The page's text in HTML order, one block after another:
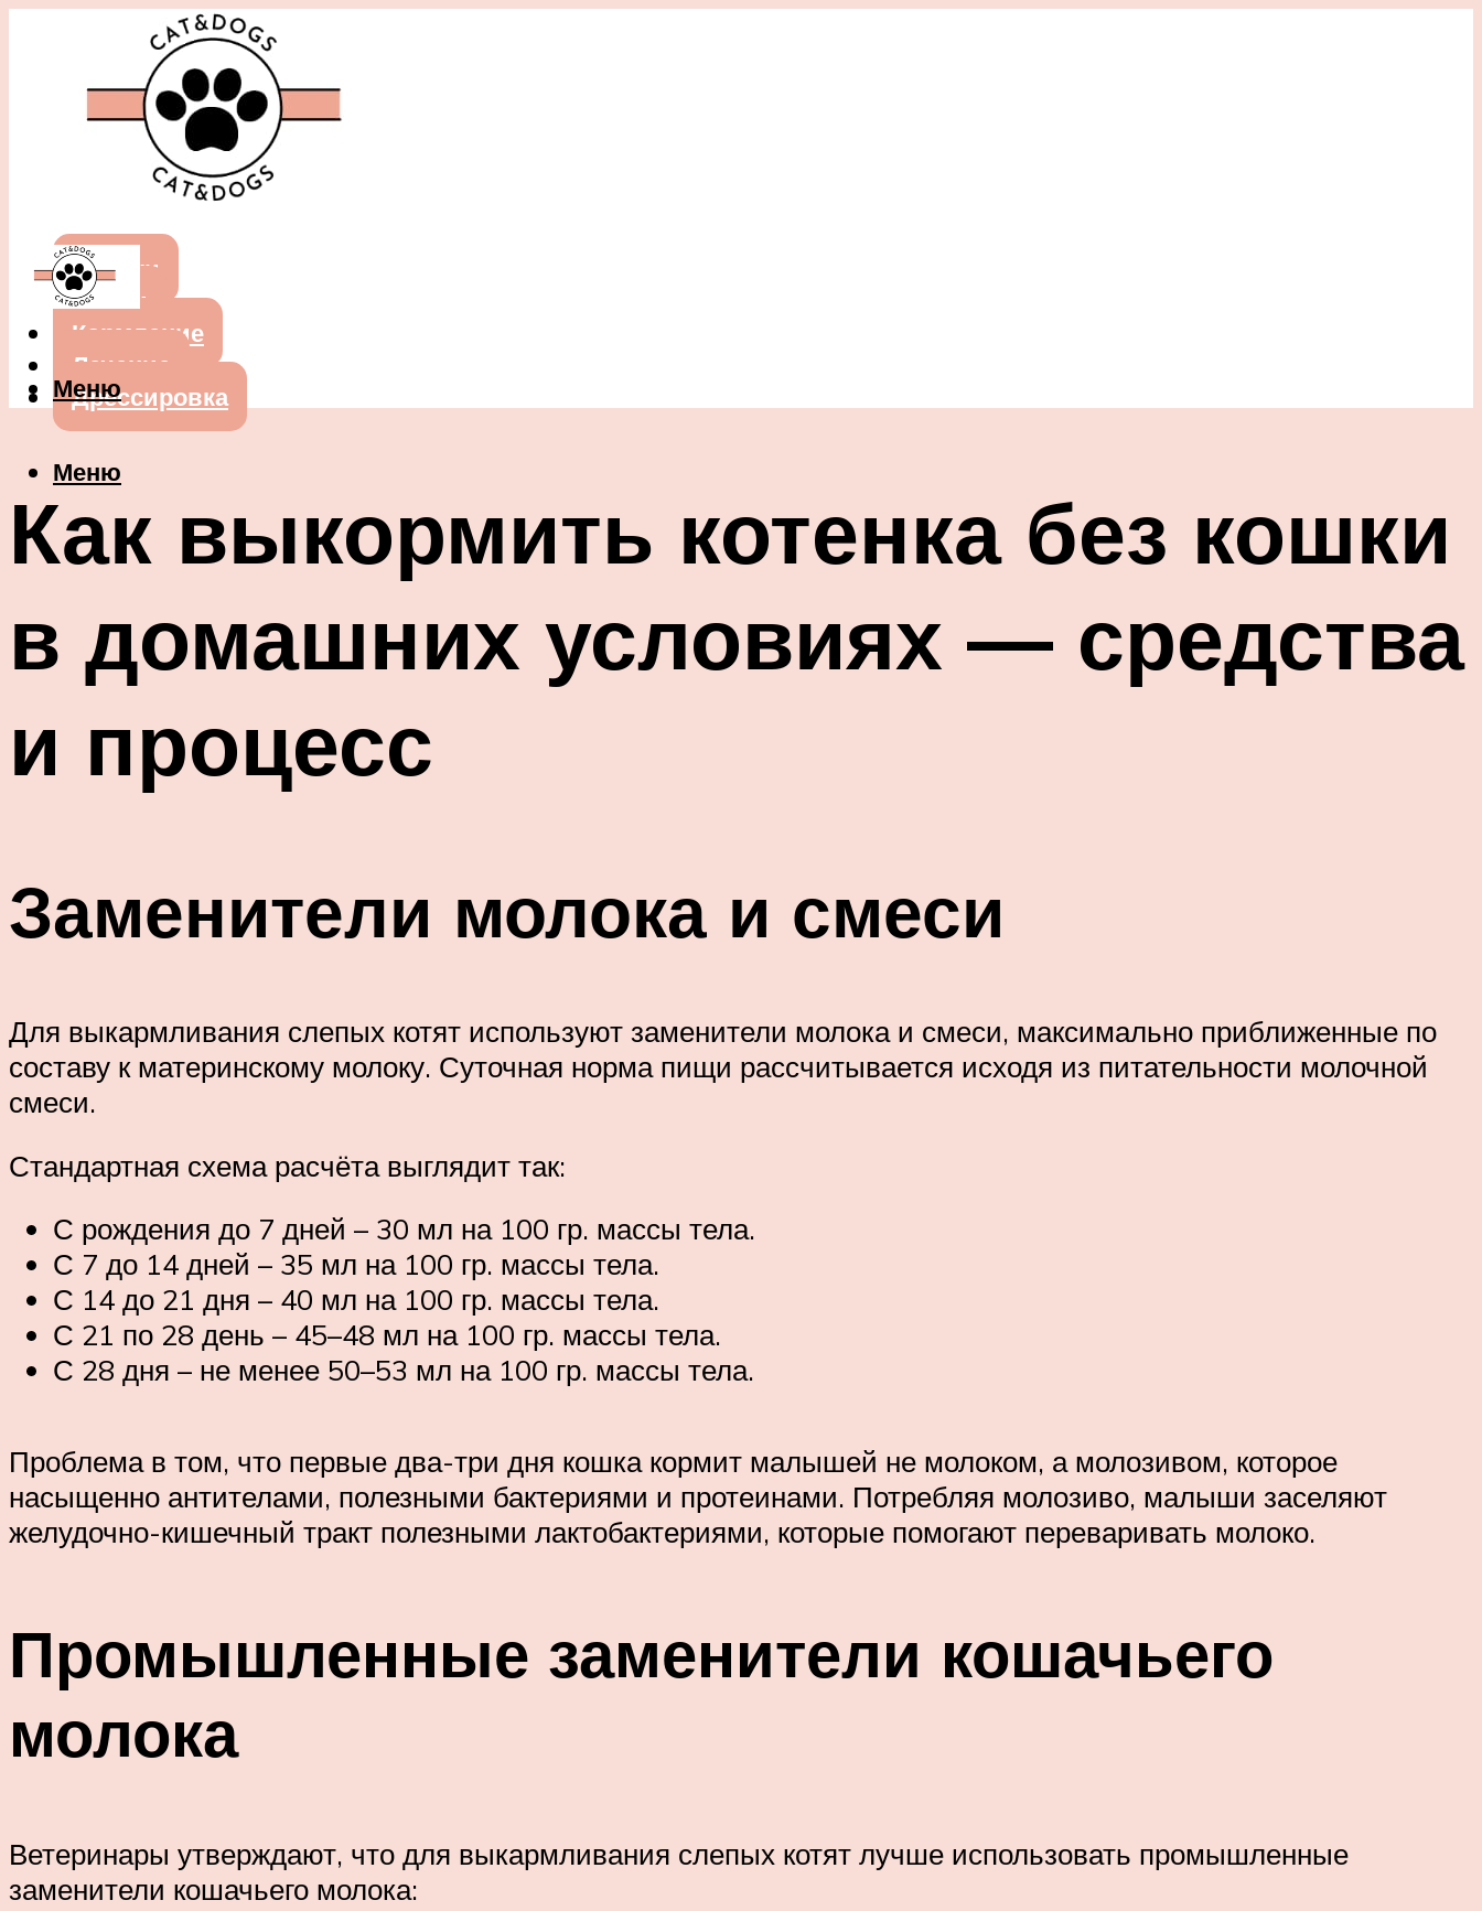
Собаки
Кошки
Кормление
Лечение
Дрессировка
Меню
Меню
Как выкормить котенка без кошки
в домашних условиях — средства
и процесс
Заменители молока и смеси
Для выкармливания слепых котят используют заменители молока и смеси, максимально приближенные по
составу к материнскому молоку. Суточная норма пищи рассчитывается исходя из питательности молочной
смеси.
Стандартная схема расчёта выглядит так:
С рождения до 7 дней – 30 мл на 100 гр. массы тела.
С 7 до 14 дней – 35 мл на 100 гр. массы тела.
С 14 до 21 дня – 40 мл на 100 гр. массы тела.
С 21 по 28 день – 45–48 мл на 100 гр. массы тела.
С 28 дня – не менее 50–53 мл на 100 гр. массы тела.
Проблема в том, что первые два-три дня кошка кормит малышей не молоком, а молозивом, которое
насыщенно антителами, полезными бактериями и протеинами. Потребляя молозиво, малыши заселяют
желудочно-кишечный тракт полезными лактобактериями, которые помогают переваривать молоко.
Промышленные заменители кошачьего
молока
Ветеринары утверждают, что для выкармливания слепых котят лучше использовать промышленные
заменители кошачьего молока: